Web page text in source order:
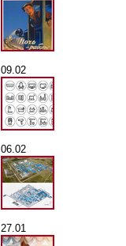
09.02
06.02
27.01